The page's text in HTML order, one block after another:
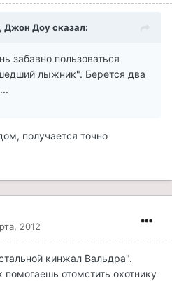
Джон Доу сказал:
забавно пользоваться
лыжник". Берется два
получается точно
2012
кинжал Вальдра".
помогаешь отомстить охотнику